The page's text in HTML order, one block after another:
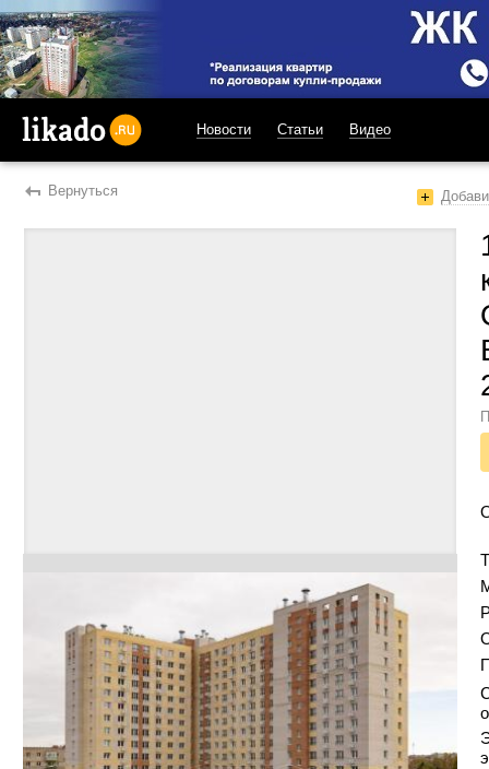
Новости Статьи Видео
Вернуться